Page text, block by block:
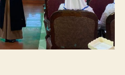
Public
Speaking